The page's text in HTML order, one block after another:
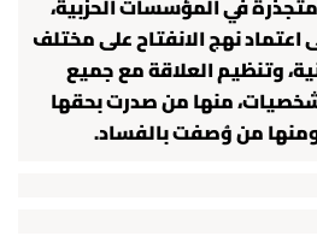
في المؤسسات الحزبية،
نهج الانفتاح على مختلف
وتنظيم العلاقة مع جميع
منها من صدرت بحقها
من وُصفت بالفساد.